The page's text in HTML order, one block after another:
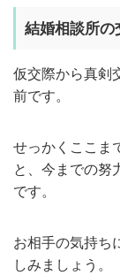
結婚相談所の
仮交際から真剣
前です。
せっかくここま
と、今までの努
です。
お相手の気持ち
しみましょう。